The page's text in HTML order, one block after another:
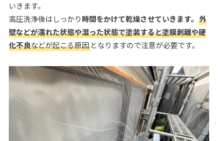
いきます。
高圧洗浄後はしっかり時間をかけて乾燥させていきます。 外
壁などが濡れた状態や湿った状態で塗装すると塗膜剥離や硬
化不良などが起こる原因となりますので注意が必要です。